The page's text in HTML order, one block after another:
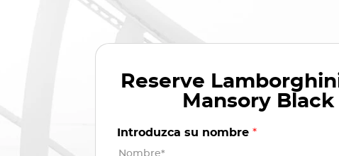
Reserve
Mansory Black
Introduzca su nombre *